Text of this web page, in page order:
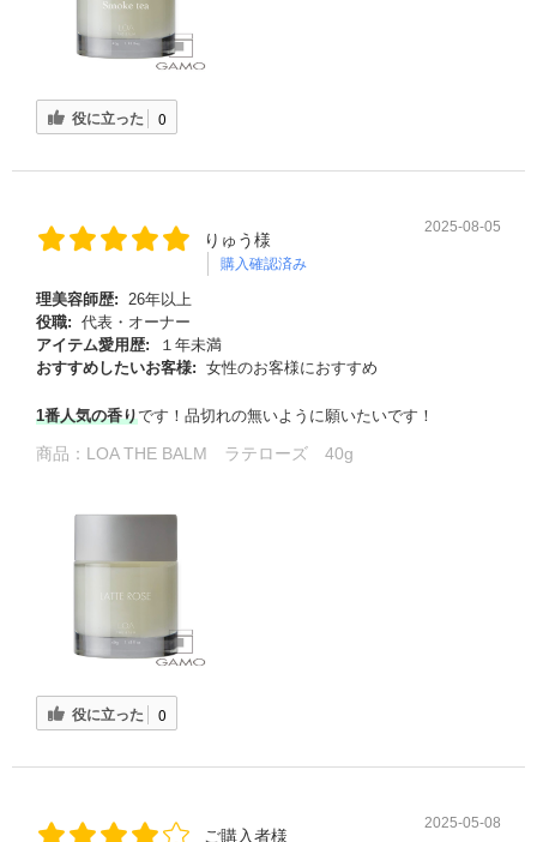
役に立った 0
りゅう様
購入確認済み
2025-08-05
理美容師歴: 26年以上
役職: 代表・オーナー
アイテム愛用歴:
１年未満
おすすめしたいお客様: 女性のお客様におすすめ
1番人気の香りです！品切れの無いように願いたいです！
商品： LOA THE BALM ラテローズ 40g
役に立った 0
ご購入者様
2025-05-08